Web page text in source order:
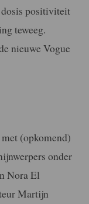
positiviteit
teweeg.
nieuwe Vogue
(opkomend)
onder
Nora El
Martijn